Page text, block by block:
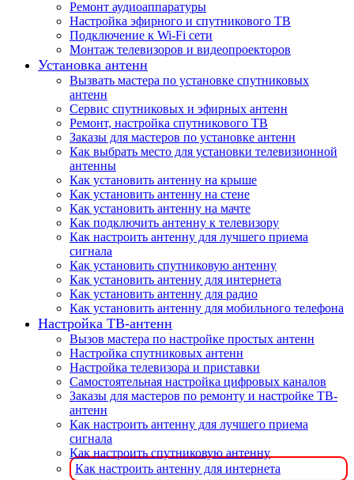
Ремонт аудиоаппаратуры
Настройка эфирного и спутникового ТВ
Подключение к Wi-Fi сети
Монтаж телевизоров и видеопроекторов
Установка антенн
Вызвать мастера по установке спутниковых
антенн
Сервис спутниковых и эфирных антенн
Ремонт, настройка спутникового ТВ
Заказы для мастеров по установке антенн
Как выбрать место для установки телевизионной
антенны
Как установить антенну на крыше
Как установить антенну на стене
Как установить антенну на мачте
Как подключить антенну к телевизору
Как настроить антенну для лучшего приема
сигнала
Как установить спутниковую антенну
Как установить антенну для интернета
Как установить антенну для радио
Как установить антенну для мобильного телефона
Настройка ТВ-антенн
Вызов мастера по настройке простых антенн
Настройка спутниковых антенн
Настройка телевизора и приставки
Самостоятельная настройка цифровых каналов
Заказы для мастеров по ремонту и настройке ТВ-
антенн
Как настроить антенну для лучшего приема
сигнала
Как настроить спутниковую антенну
Как настроить антенну для интернета